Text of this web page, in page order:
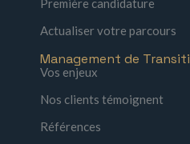
Actualiser votre parcours
Management de
Vos enjeux
Nos clients témoignent
Références